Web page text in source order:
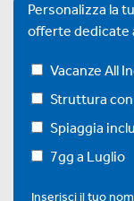
Personalizza la
offerte dedicate
Vacanze All
Struttura
Spiaggia
7gg a Luglio
Inserisci il tuo